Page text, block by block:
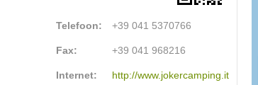
Telefoon: +39 041 5370766
Fax: +39 041 968216
Internet:
http://www.jokercamping.it